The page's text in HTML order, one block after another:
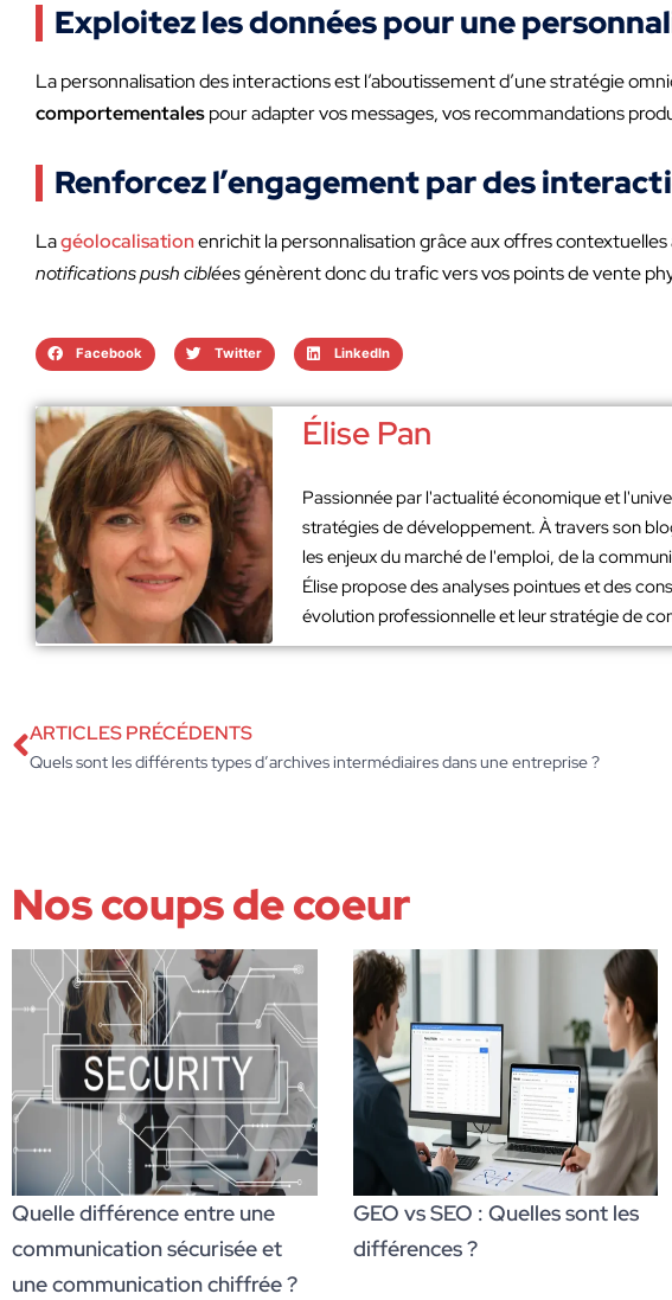
Exploitez les données pour une
La personnalisation des interactions est l’aboutissement d’une stratégie
comportementalespour adapter vos messages, vos recommandations
Renforcez l’engagement par des
Lagéolocalisationenrichit la personnalisation grâce aux offres
notifications push cibléesgénèrent donc du trafic vers vos points de vente
Facebook Twitter LinkedIn
Élise Pan
Passionnée par l'actualité économique et
stratégies de développement. À travers son
les enjeux du marché de l'emploi, de la
Élise propose des analyses pointues et des
évolution professionnelle et leur stratégie de
ARTICLES PRÉCÉDENTS
Quels sont les différents types d’archives intermédiaires dans une entreprise ?
Nos coups de coeur
Quelle différence entre une
communication sécurisée et
une communication chiffrée ?
GEO vs SEO : Quelles sont les
différences ?